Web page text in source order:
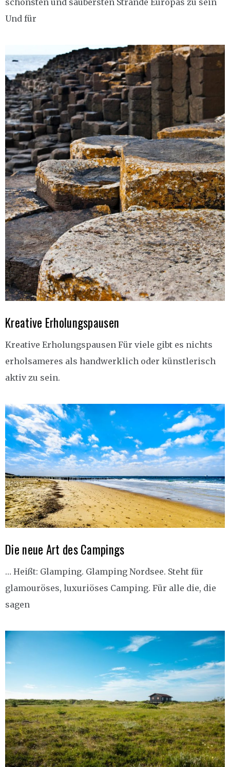
Und für
Kreative Erholungspausen
Kreative Erholungspausen Für viele gibt es nichts
erholsameres als handwerklich oder künstlerisch
aktiv zu sein.
Die neue Art des Campings
… Heißt: Glamping. Glamping Nordsee. Steht für
glamouröses, luxuriöses Camping. Für alle die, die
sagen